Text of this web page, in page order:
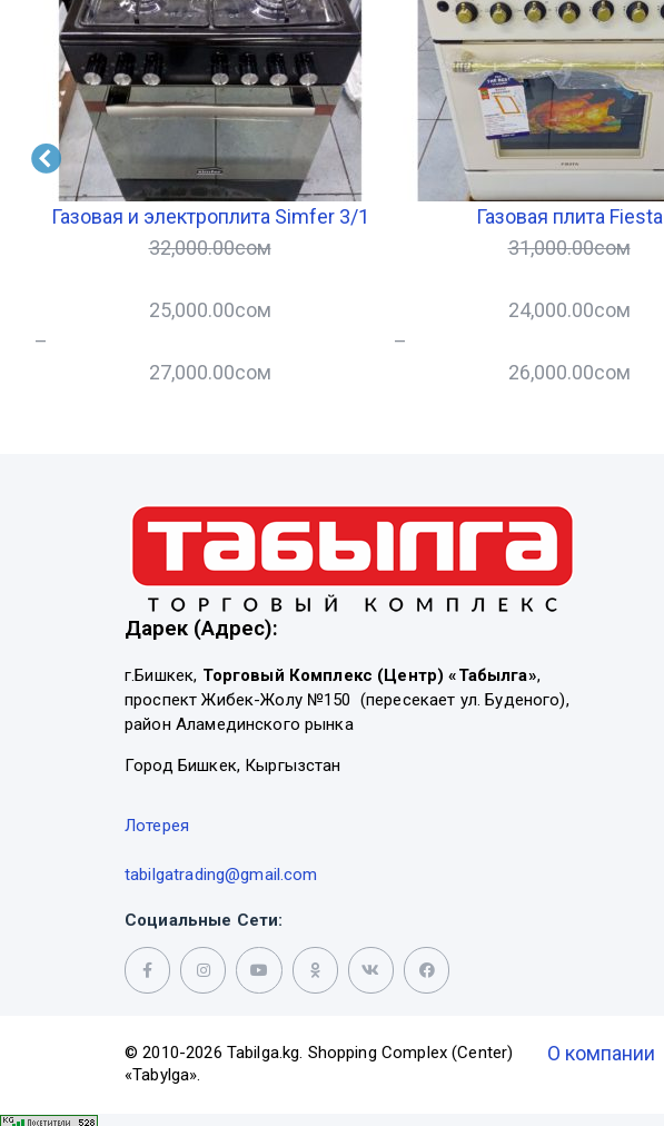
Газовая и электроплита Simfer 3/1
32,000.00сом
25,000.00сом
–
27,000.00сом
Газовая плита Fiesta
31,000.00сом
24,000.00сом
–
26,000.00сом
Дарек (Адрес):
г.Бишкек, Торговый Комплекс (Центр) «Табылга»,
проспект Жибек-Жолу №150 (пересекает ул. Буденого),
район Аламединского рынка
Город Бишкек, Кыргызстан
Лотерея
tabilgatrading@gmail.com
Социальные Сети:
© 2010-2026 Tabilga.kg. Shopping Complex (Center)
«Tabylga».
О компании